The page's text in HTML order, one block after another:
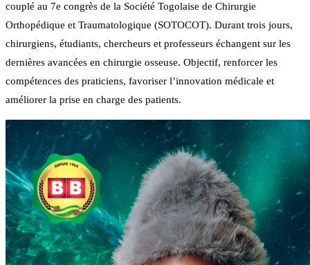
couplé au 7e congrès de la Société Togolaise de Chirurgie
Orthopédique et Traumatologique (SOTOCOT). Durant trois jours,
chirurgiens, étudiants, chercheurs et professeurs échangent sur les
dernières avancées en chirurgie osseuse. Objectif, renforcer les
compétences des praticiens, favoriser l’innovation médicale et
améliorer la prise en charge des patients.